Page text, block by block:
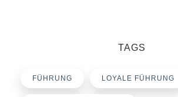
TAGS
FÜHRUNG LOYALE FÜHRUNG